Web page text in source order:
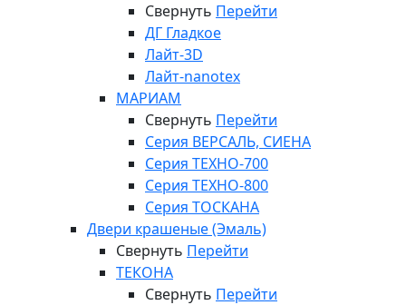
Свернуть Перейти
ДГ Гладкое
Лайт-3D
Лайт-nanotex
МАРИАМ
Свернуть Перейти
Серия ВЕРСАЛЬ, СИЕНА
Серия ТЕХНО-700
Серия ТЕХНО-800
Серия ТОСКАНА
Двери крашеные (Эмаль)
Свернуть Перейти
ТЕКОНА
Свернуть Перейти